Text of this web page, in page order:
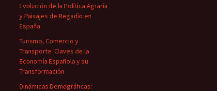
Evolución de la Política Agraria
y Paisajes de Regadío en
España
Turismo, Comercio y
Transporte: Claves de la
Economía Española y su
Transformación
Dinámicas Demográficas: